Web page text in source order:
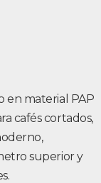
en material PAP
cafés cortados,
superior y